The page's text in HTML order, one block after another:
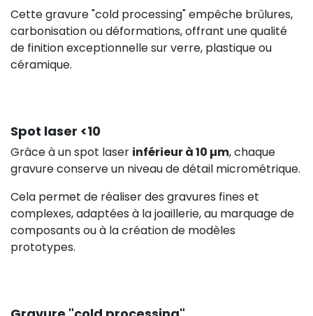
Cette gravure "cold processing" empêche brûlures,
carbonisation ou déformations, offrant une qualité
de finition exceptionnelle sur verre, plastique ou
céramique.
Spot laser <10
Grâce à un spot laser inférieur à 10 µm, chaque
gravure conserve un niveau de détail micrométrique.
Cela permet de réaliser des gravures fines et
complexes, adaptées à la joaillerie, au marquage de
composants ou à la création de modèles
prototypes.